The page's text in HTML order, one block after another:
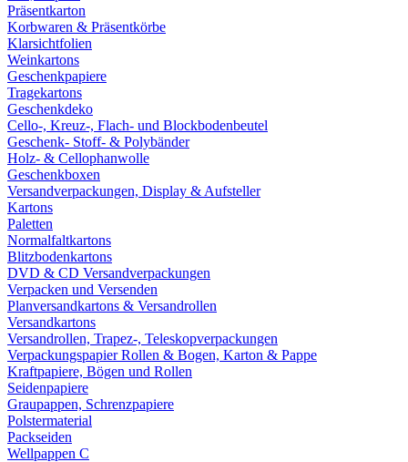
Präsentkarton
Korbwaren & Präsentkörbe
Klarsichtfolien
Weinkartons
Geschenkpapiere
Tragekartons
Geschenkdeko
Cello-, Kreuz-, Flach- und Blockbodenbeutel
Geschenk- Stoff- & Polybänder
Holz- & Cellophanwolle
Geschenkboxen
Versandverpackungen, Display & Aufsteller
Kartons
Paletten
Normalfaltkartons
Blitzbodenkartons
DVD & CD Versandverpackungen
Verpacken und Versenden
Planversandkartons & Versandrollen
Versandkartons
Versandrollen, Trapez-, Teleskopverpackungen
Verpackungspapier Rollen & Bogen, Karton & Pappe
Kraftpapiere, Bögen und Rollen
Seidenpapiere
Graupappen, Schrenzpapiere
Polstermaterial
Packseiden
Wellpappen C